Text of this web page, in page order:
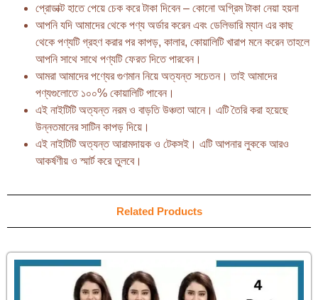
প্রোডাক্ট হাতে পেয়ে চেক করে টাকা দিবেন – কোনো অগ্রিম টাকা নেয়া হয়না
আপনি যদি আমাদের থেকে পণ্য অর্ডার করেন এবং ডেলিভারি ম্যান এর কাছ
থেকে পণ্যটি গ্রহণ করার পর কাপড়, কালার, কোয়ালিটি খারাপ মনে করেন তাহলে
আপনি সাথে সাথে পণ্যটি ফেরত দিতে পারবেন।
আমরা আমাদের পণ্যের গুণমান নিয়ে অত্যন্ত সচেতন। তাই আমাদের
পণ্যগুলোতে ১০০% কোয়ালিটি পাবেন।
এই নাইটিটি অত্যন্ত নরম ও বাড়তি উঞ্চতা আনে। এটি তৈরি করা হয়েছে
উন্নতমানের সাটিন কাপড় দিয়ে।
এই নাইটিটি অত্যন্ত আরামদায়ক ও টেকসই। এটি আপনার লুককে আরও
আকর্ষণীয় ও স্মার্ট করে তুলবে।
Related Products